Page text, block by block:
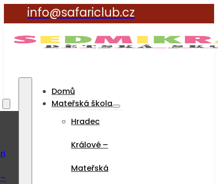
info@safariclub.cz
Domů
Mateřská škola
Hradec
Králové –
Mateřská